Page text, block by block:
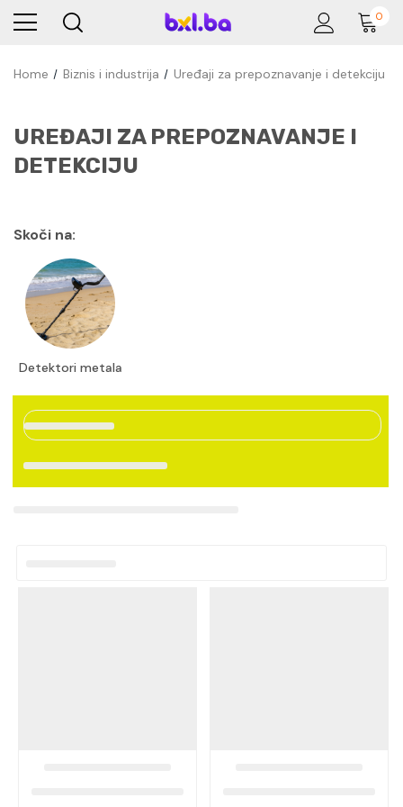
0
Home Biznis i industrija Uređaji za prepoznavanje i detekciju
UREĐAJI ZA PREPOZNAVANJE I
DETEKCIJU
Skoči na:
Detektori metala